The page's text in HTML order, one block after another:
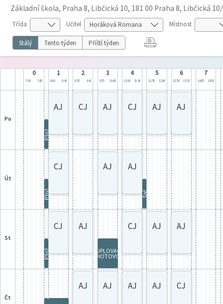
Základní škola, Praha 8, Libčická 10, 181 00 Praha 8, Libčická
Třída Učitel Místnost
Stálý Tento týden Příští týden
0
7:00 7:45
1
8:00 8:45
2
8:55 9:40
3
9:55 10:40
4
11:00 11:45
5
11:55 12:40
6
12:50 13:35
7
14:05 14:50
po
AJ CJ AJ CJ AJ AJ
P3p2
út
CJ AJ AJ
P3p2 Šat
st
CJ AJ CJ AJ AJ
P3p2 SUPLOVACÍ
POHOTOVOST
čt
AJ AJ AJ AJ CJ